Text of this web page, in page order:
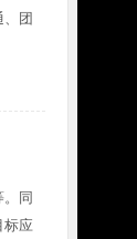
团
同
标应